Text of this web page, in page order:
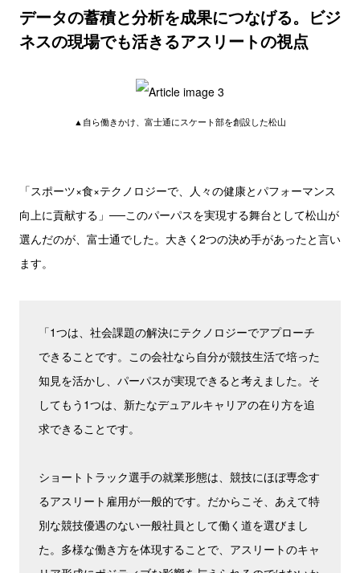
データの蓄積と分析を成果につなげる。ビジ
ネスの現場でも活きるアスリートの視点
▲自ら働きかけ、富士通にスケート部を創設した松山
「スポーツ×食×テクノロジーで、人々の健康とパフォーマンス
向上に貢献する」──このパーパスを実現する舞台として松山が
選んだのが、富士通でした。大きく2つの決め手があったと言い
ます。
「1つは、社会課題の解決にテクノロジーでアプローチ
できることです。この会社なら自分が競技生活で培った
知見を活かし、パーパスが実現できると考えました。そ
してもう1つは、新たなデュアルキャリアの在り方を追
求できることです。
ショートトラック選手の就業形態は、競技にほぼ専念す
るアスリート雇用が一般的です。だからこそ、あえて特
別な競技優遇のない一般社員として働く道を選びまし
た。多様な働き方を体現することで、アスリートのキャ